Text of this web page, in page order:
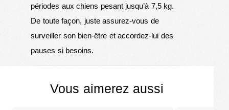
périodes aux chiens pesant jusqu’à 7,5 kg.
De toute façon, juste assurez-vous de
surveiller son bien-être et accordez-lui des
pauses si besoins.
Vous aimerez aussi